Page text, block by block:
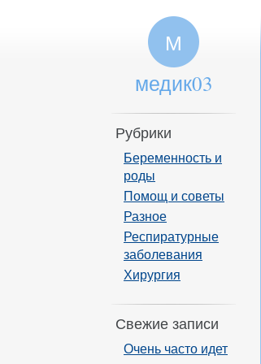
М
медик03
Рубрики
Беременность и
роды
Помощ и советы
Разное
Респиратурные
заболевания
Хирургия
Свежие записи
Очень часто идет